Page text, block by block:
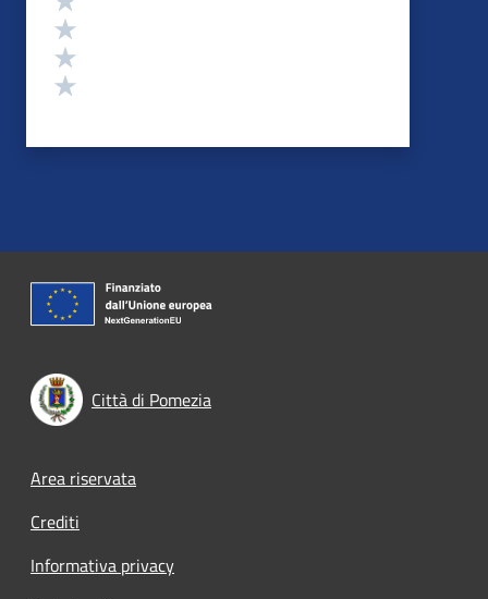
Città di Pomezia
Footer menu
Area riservata
Crediti
Informativa privacy